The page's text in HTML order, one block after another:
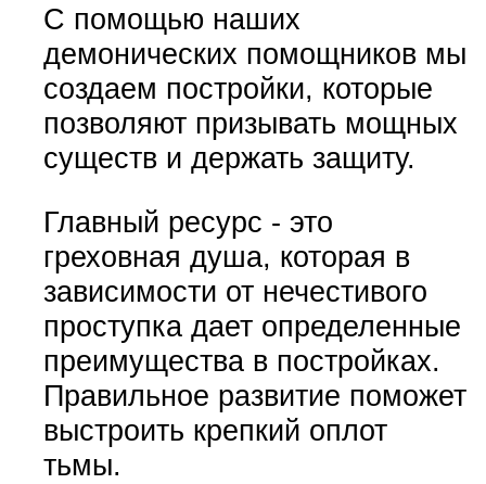
С помощью наших
демонических помощников мы
создаем постройки, которые
позволяют призывать мощных
существ и держать защиту.
Главный ресурс - это
греховная душа, которая в
зависимости от нечестивого
проступка дает определенные
преимущества в постройках.
Правильное развитие поможет
выстроить крепкий оплот
тьмы.